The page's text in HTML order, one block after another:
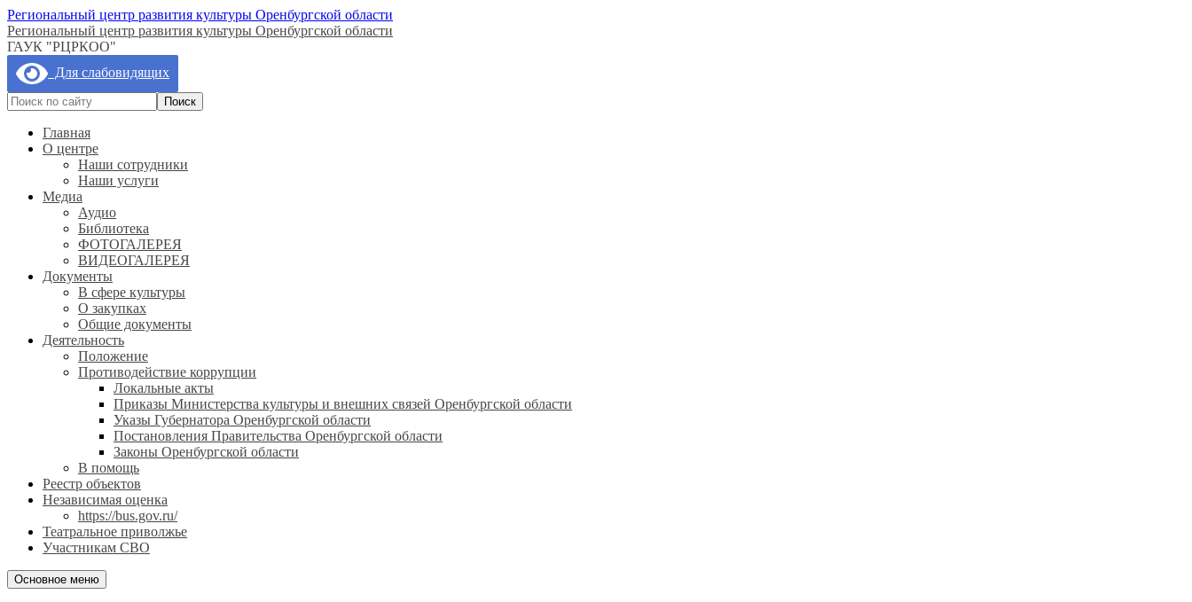
Региональный центр развития культуры Оренбургской области
Региональный центр развития культуры Оренбургской области
ГАУК "РЦРКОО"
Для слабовидящих
Главная
О центре
Наши сотрудники
Наши услуги
Медиа
Аудио
Библиотека
ФОТОГАЛЕРЕЯ
ВИДЕОГАЛЕРЕЯ
Документы
В сфере культуры
О закупках
Общие документы
Деятельность
Положение
Противодействие коррупции
Локальные акты
Приказы Министерства культуры и внешних связей Оренбургской области
Указы Губернатора Оренбургской области
Постановления Правительства Оренбургской области
Законы Оренбургской области
В помощь
Реестр объектов
Независимая оценка
https://bus.gov.ru/
Театральное приволжье
Участникам СВО
Основное меню